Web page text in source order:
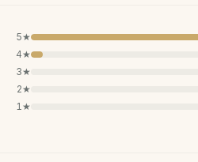
5★
4★
3★
2★
1★